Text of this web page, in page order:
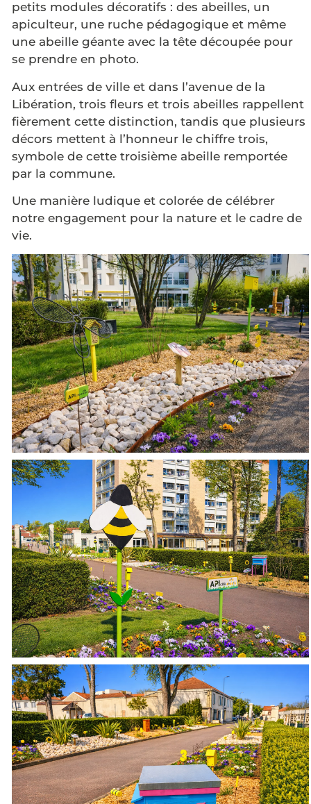
petits modules décoratifs : des abeilles, un
apiculteur, une ruche pédagogique et même
une abeille géante avec la tête découpée pour
se prendre en photo.
Aux entrées de ville et dans l’avenue de la
Libération, trois fleurs et trois abeilles rappellent
fièrement cette distinction, tandis que plusieurs
décors mettent à l’honneur le chiffre trois,
symbole de cette troisième abeille remportée
par la commune.
Une manière ludique et colorée de célébrer
notre engagement pour la nature et le cadre de
vie.